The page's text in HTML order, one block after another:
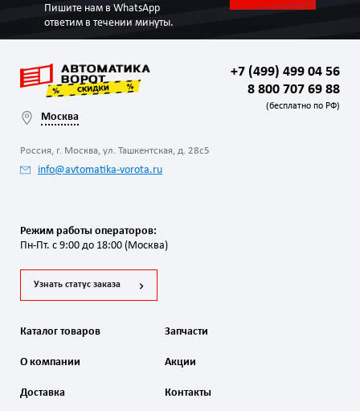
Пишите нам в WhatsApp
ответим в течении минуты.
Москва
Россия, г. Москва, ул. Ташкентская, д. 28с5
info@avtomatika-vorota.ru
+7 (499) 499 04 56
8 800 707 69 88
(бесплатно по РФ)
Режим работы операторов:
Пн-Пт. с 9:00 до 18:00 (Москва)
Узнать статус заказа
Каталог товаров Запчасти
О компании
Доставка
Акции
Контакты